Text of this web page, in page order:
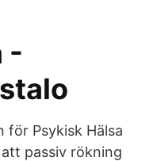
-
för Psykisk Hälsa
passiv rökning